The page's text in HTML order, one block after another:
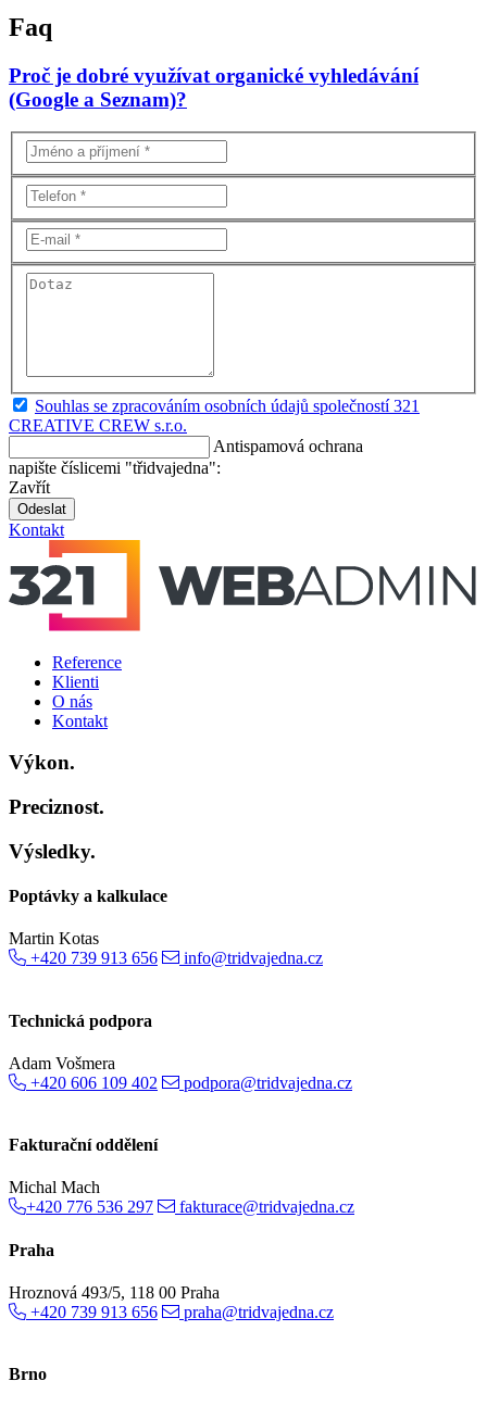
Faq
Proč je dobré využívat organické vyhledávání
(Google a Seznam)?
Souhlas se zpracováním osobních údajů společností 321
CREATIVE CREW s.r.o.
Antispamová ochrana
napište číslicemi "třidvajedna":
Zavřít
Odeslat
Kontakt
Reference
Klienti
O nás
Kontakt
Výkon.
Preciznost.
Výsledky.
Poptávky a kalkulace
Martin Kotas
+420 739 913 656
info@tridvajedna.cz
Technická podpora
Adam Vošmera
+420 606 109 402
podpora@tridvajedna.cz
Fakturační oddělení
Michal Mach
+420 776 536 297
fakturace@tridvajedna.cz
Praha
Hroznová 493/5, 118 00 Praha
+420 739 913 656
praha@tridvajedna.cz
Brno